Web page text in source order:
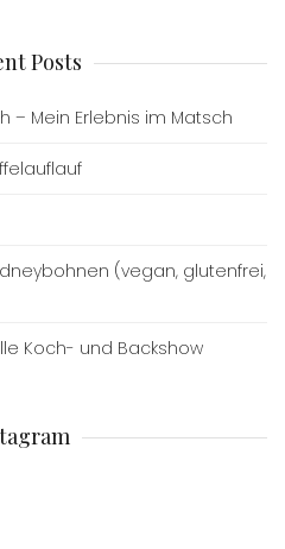
Posts
– Mein Erlebnis im Matsch
(vegan, glutenfrei,
Koch- und Backshow